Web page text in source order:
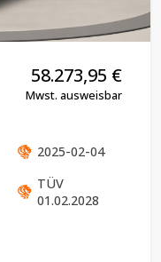
58.273,95 €
Mwst. ausweisbar
2025-02-04
TÜV
01.02.2028